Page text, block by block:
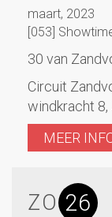
maart, 2023
[053]
30 van
Circuit
windkracht
MEER
ZO 26